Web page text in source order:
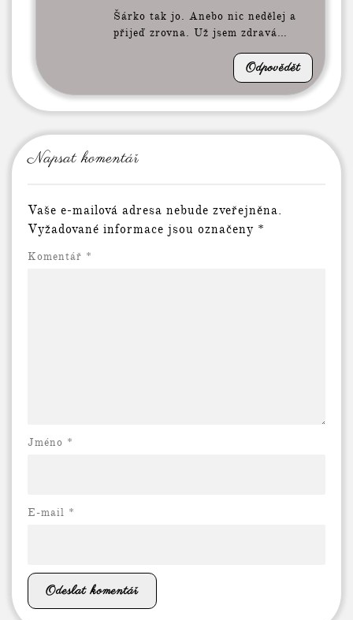
Šárko tak jo. Anebo nic nedělej a
přijeď zrovna. Už jsem zdravá…
Odpovědět
Napsat komentář
Vaše e-mailová adresa nebude zveřejněna.
Vyžadované informace jsou označeny *
Komentář *
Jméno *
E-mail *